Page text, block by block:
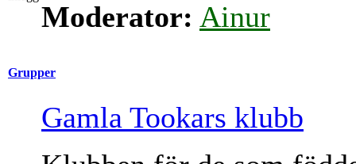
Moderator: Ainur
Grupper
Gamla Tookars klubb